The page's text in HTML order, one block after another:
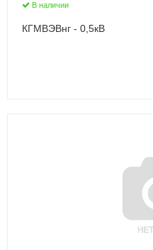
В наличии
КГМВЭВнг - 0,5кВ